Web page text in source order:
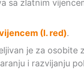
(I. red).
je za osobite
i razvijanju